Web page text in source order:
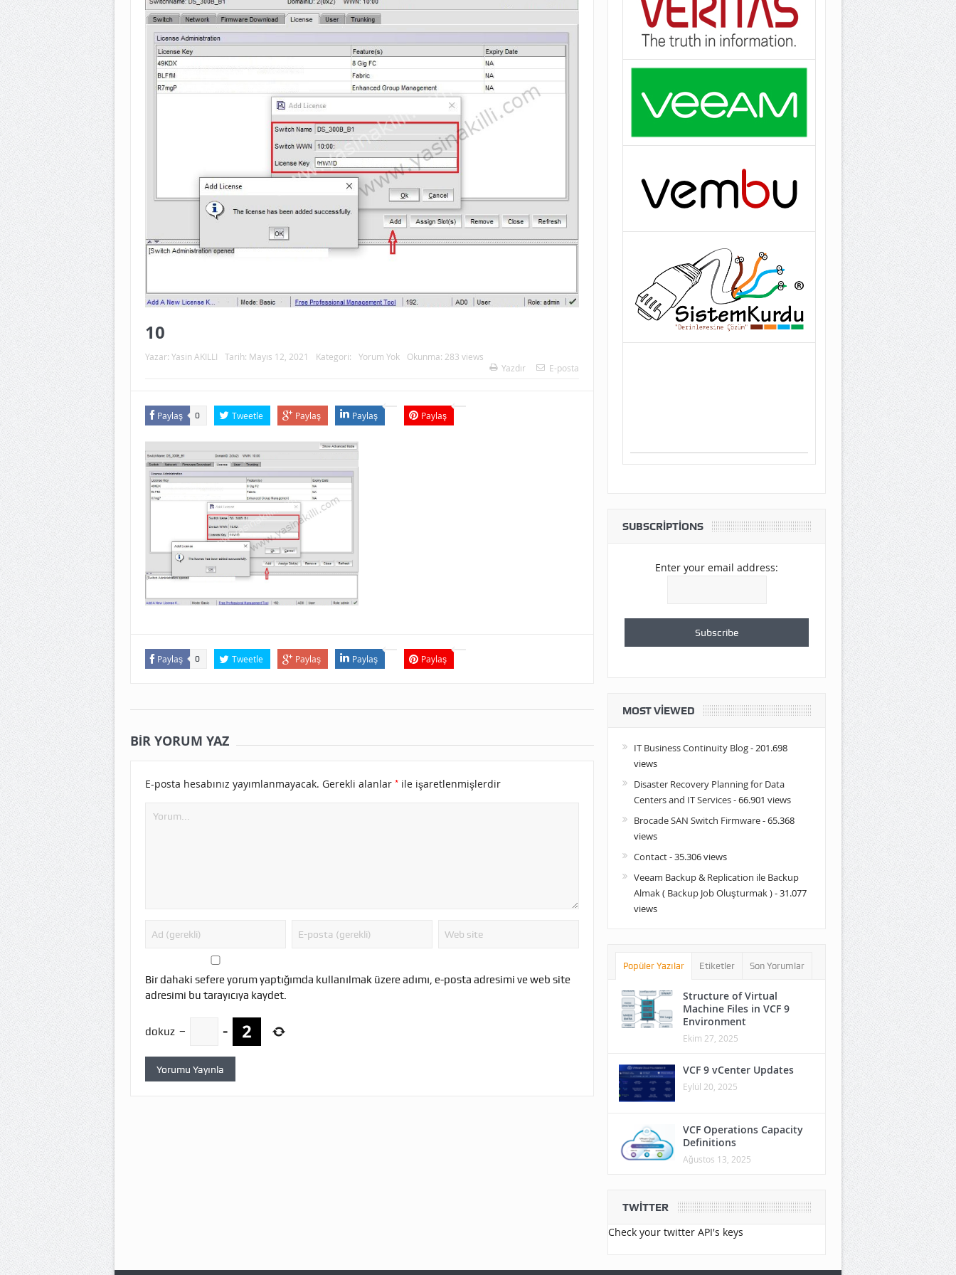
10
Yazar: Yasin AKILLI Tarih: Mayıs 12, 2021 Kategori: Yorum Yok
Okunma: 283 views
Yazdır
E-posta
Paylaş 0 Tweetle Paylaş Paylaş Paylaş
Paylaş 0 Tweetle Paylaş Paylaş Paylaş
BIR YORUM YAZ
E-posta hesabınız yayımlanmayacak. Gerekli alanlar * ile işaretlenmişlerdir
Bir dahaki sefere yorum yaptığımda kullanılmak üzere adımı, e-posta adresimi ve web site
adresimi bu tarayıcıya kaydet.
dokuz − =
SUBSCRIPTIONS
Enter your email address:
MOST VIEWED
IT Business Continuity Blog- 201.698
views
Disaster Recovery Planning for Data
Centers and IT Services- 66.901 views
Brocade SAN Switch Firmware- 65.368
views
Contact- 35.306 views
Veeam Backup & Replication ile Backup
Almak ( Backup Job Oluşturmak )- 31.077
views
Popüler Yazılar Etiketler Son Yorumlar
Structure of Virtual
Machine Files in VCF 9
Environment
Ekim 27, 2025
VCF 9 vCenter Updates
Eylül 20, 2025
VCF Operations Capacity
Definitions
Ağustos 13, 2025
TWITTER
Check your twitter API's keys